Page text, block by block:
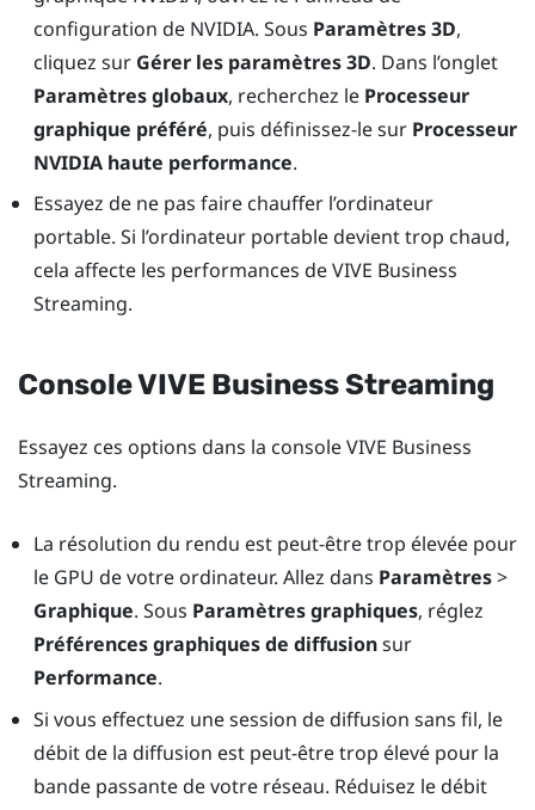
configuration de NVIDIA. Sous Paramètres 3D,
cliquez sur Gérer les paramètres 3D. Dans l’onglet
Paramètres globaux, recherchez le Processeur
graphique préféré, puis définissez-le sur Processeur
NVIDIA haute performance.
Essayez de ne pas faire chauffer l’ordinateur
portable. Si l’ordinateur portable devient trop chaud,
cela affecte les performances deVIVE Business
Streaming.
ConsoleVIVE Business Streaming
Essayez ces options dans la consoleVIVE Business
Streaming.
La résolution du rendu est peut-être trop élevée pour
le GPU de votre ordinateur. Allez dans Paramètres>
Graphique. Sous Paramètres graphiques, réglez
Préférences graphiques de diffusionsur
Performance.
Si vous effectuez une session de diffusion sans fil, le
débit de la diffusion est peut-être trop élevé pour la
bande passante de votre réseau. Réduisez le débit